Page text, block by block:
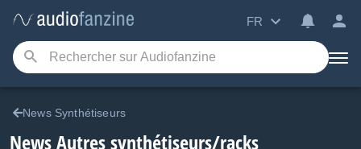
FR
News Synthétiseurs
News Autres synthétiseurs/racks